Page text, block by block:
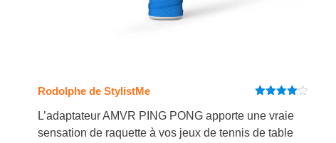
sur 5
Rodolphe de StylistMe
L’adaptateur AMVR PING PONG apporte une vraie
sensation de raquette à vos jeux de tennis de table